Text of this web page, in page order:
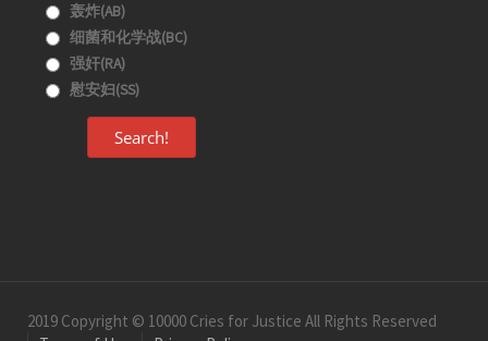
轰炸(AB)
细菌和化学战(BC)
强奸(RA)
慰安妇(SS)
Search!
2019 Copyright © 10000 Cries for Justice All Rights Reserved